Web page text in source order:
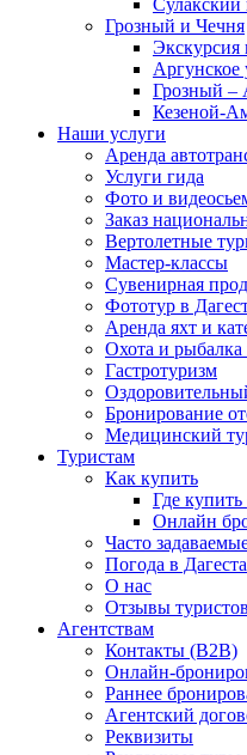
Сулакский
Грозный и Чечня
Экскурсия
Аргунское
Грозный –
Кезеной-
Наши услуги
Аренда
Услуги гида
Фото и
Заказ
Вертолетные
Мастер-классы
Сувенирная
Фототур в
Аренда яхт и
Охота и рыбалка
Гастротуризм
Бронирование
Медицинский
Туристам
Как купить
Где
Онлайн
Часто
Погода в
О нас
Отзывы туристов
Агентствам
Контакты (B2B)
Онлайн-
Раннее
Агентский
Реквизиты